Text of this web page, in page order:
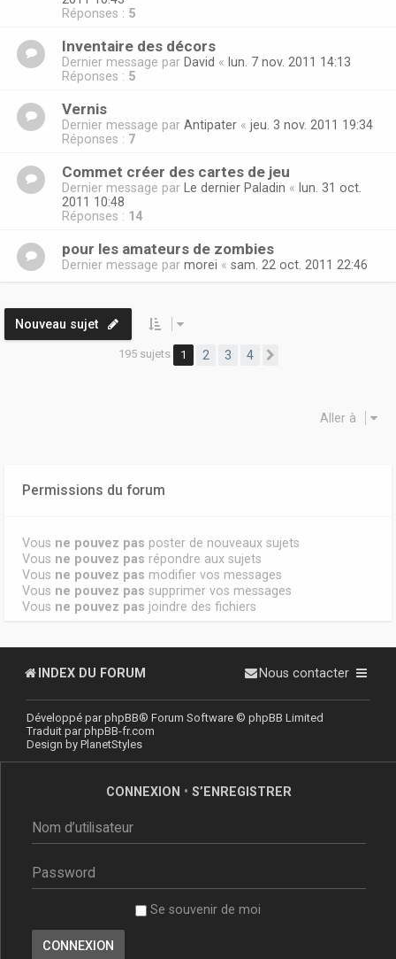
Réponses : 5
Inventaire des décors
Dernier message par David « lun. 7 nov. 2011 14:13
Réponses : 5
Vernis
Dernier message par Antipater « jeu. 3 nov. 2011 19:34
Réponses : 7
Commet créer des cartes de jeu
Dernier message par Le dernier Paladin « lun. 31 oct.
2011 10:48
Réponses : 14
pour les amateurs de zombies
Dernier message par morei « sam. 22 oct. 2011 22:46
Nouveau sujet
195 sujets 1 2 3 4
Aller à
Permissions du forum
Vous ne pouvez pas poster de nouveaux sujets
Vous ne pouvez pas répondre aux sujets
Vous ne pouvez pas modifier vos messages
Vous ne pouvez pas supprimer vos messages
Vous ne pouvez pas joindre des fichiers
INDEX DU FORUM Nous contacter
Développé parphpBB® Forum Software © phpBB Limited
Traduit parphpBB-fr.com
Design by PlanetStyles
CONNEXION • S’ENREGISTRER
Se souvenir de moi